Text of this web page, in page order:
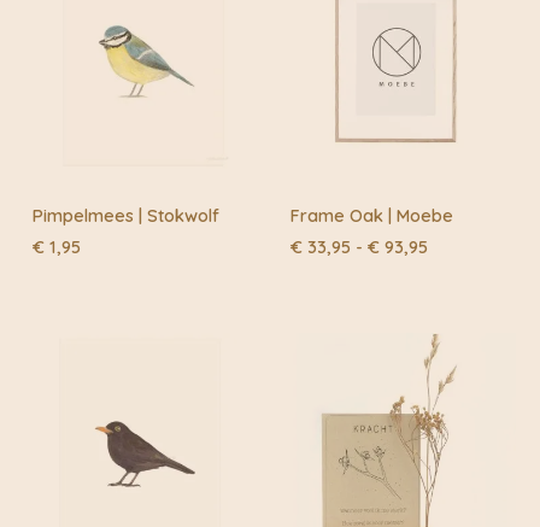
Naam*
Pimpelmees | Stokwolf
€ 1,95
Frame Oak | Moebe
€ 33,95 - € 93,95